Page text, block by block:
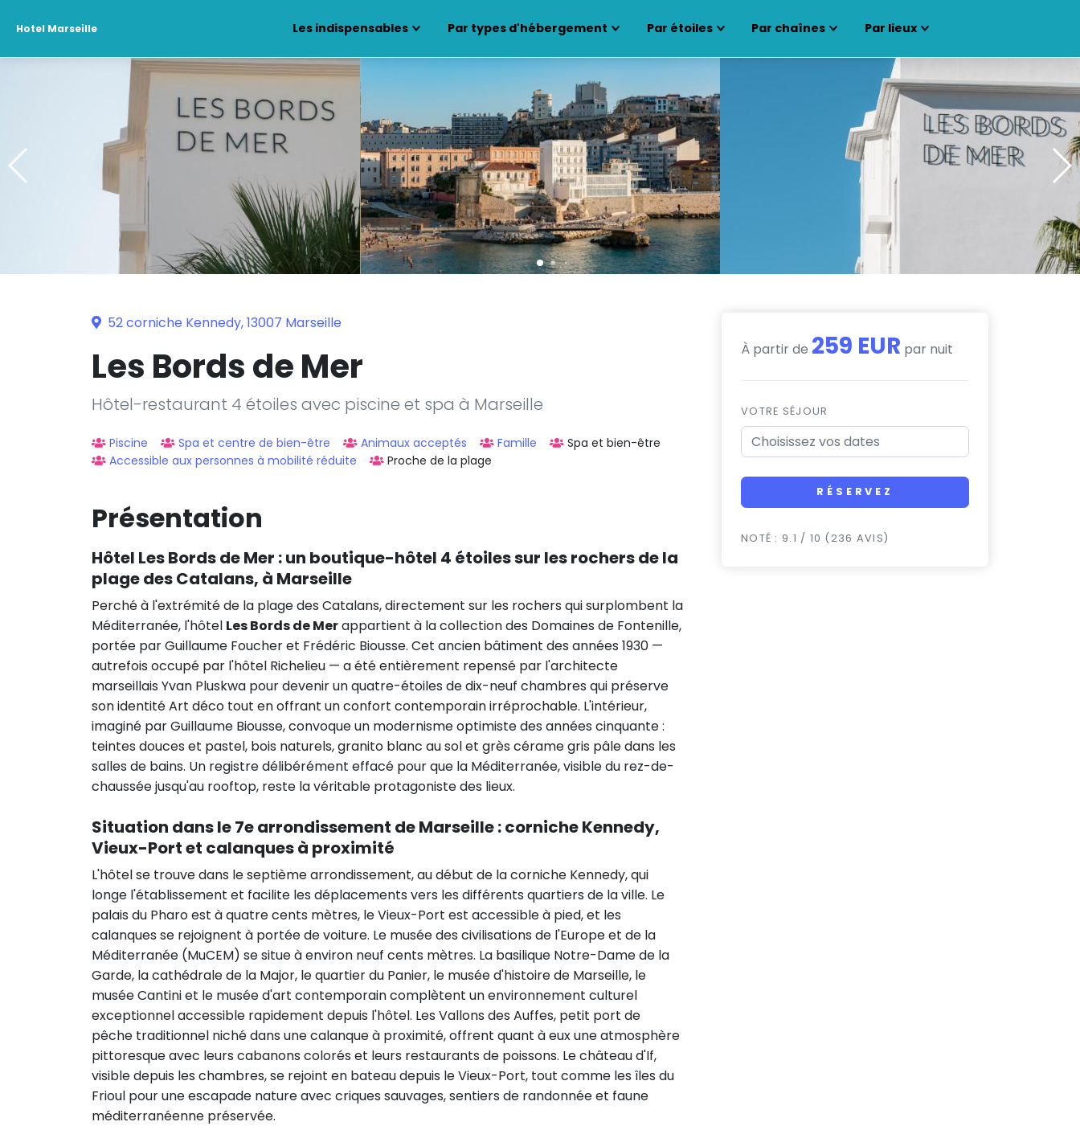
Hotel Marseille Les indispensables Par types d'hébergement Par étoiles Par chaînes Par lieux
52 corniche Kennedy, 13007 Marseille
Les Bords de Mer
Hôtel-restaurant 4 étoiles avec piscine et spa à Marseille
Piscine Spa et centre de bien-être Animaux acceptés Famille
Spa et bien-être
Accessible aux personnes à mobilité réduite
Proche de la plage
Présentation
Hôtel Les Bords de Mer : un boutique-hôtel 4 étoiles sur les rochers de la
plage des Catalans, à Marseille
Perché à l'extrémité de la plage des Catalans, directement sur les rochers qui surplombent la
Méditerranée, l'hôtel Les Bords de Merappartient à la collection des Domaines de Fontenille,
portée par Guillaume Foucher et Frédéric Biousse. Cet ancien bâtiment des années 1930 —
autrefois occupé par l'hôtel Richelieu — a été entièrement repensé par l'architecte
marseillais Yvan Pluskwa pour devenir un quatre-étoiles de dix-neuf chambres qui préserve
son identité Art déco tout en offrant un confort contemporain irréprochable. L'intérieur,
imaginé par Guillaume Biousse, convoque un modernisme optimiste des années cinquante :
teintes douces et pastel, bois naturels, granito blanc au sol et grès cérame gris pâle dans les
salles de bains. Un registre délibérément effacé pour que la Méditerranée, visible du rez-de-
chaussée jusqu'au rooftop, reste la véritable protagoniste des lieux.
Situation dans le 7e arrondissement de Marseille : corniche Kennedy,
Vieux-Port et calanques à proximité
L'hôtel se trouve dans le septième arrondissement, au début de la corniche Kennedy, qui
longe l'établissement et facilite les déplacements vers les différents quartiers de la ville. Le
palais du Pharo est à quatre cents mètres, le Vieux-Port est accessible à pied, et les
calanques se rejoignent à portée de voiture. Le musée des civilisations de l'Europe et de la
Méditerranée (MuCEM) se situe à environ neuf cents mètres. La basilique Notre-Dame de la
Garde, la cathédrale de la Major, le quartier du Panier, le musée d'histoire de Marseille, le
musée Cantini et le musée d'art contemporain complètent un environnement culturel
exceptionnel accessible rapidement depuis l'hôtel. Les Vallons des Auffes, petit port de
pêche traditionnel niché dans une calanque à proximité, offrent quant à eux une atmosphère
pittoresque avec leurs cabanons colorés et leurs restaurants de poissons. Le château d'If,
visible depuis les chambres, se rejoint en bateau depuis le Vieux-Port, tout comme les îles du
Frioul pour une escapade nature avec criques sauvages, sentiers de randonnée et faune
méditerranéenne préservée.
À partir de 259 EUR par nuit
VOTRE SÉJOUR
RÉSERVEZ
NOTÉ : 9.1 / 10 (236 AVIS)